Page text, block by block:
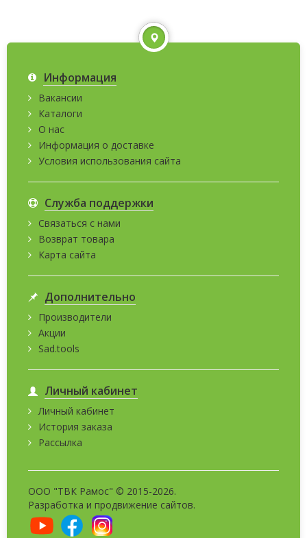
Информация
Вакансии
Каталоги
О нас
Информация о доставке
Условия использования сайта
Служба поддержки
Связаться с нами
Возврат товара
Карта сайта
Дополнительно
Производители
Акции
Sad.tools
Личный кабинет
Личный кабинет
История заказа
Рассылка
ООО "ТВК Рамос" © 2015-2026.
Разработка и продвижение сайтов.